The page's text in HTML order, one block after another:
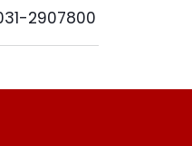
2907800